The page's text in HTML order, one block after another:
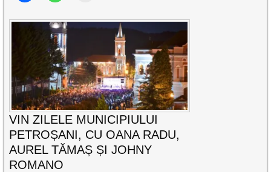
VIN ZILELE MUNICIPIULUI
PETROȘANI, CU OANA RADU,
AUREL TĂMAȘ ȘI JOHNY
ROMANO